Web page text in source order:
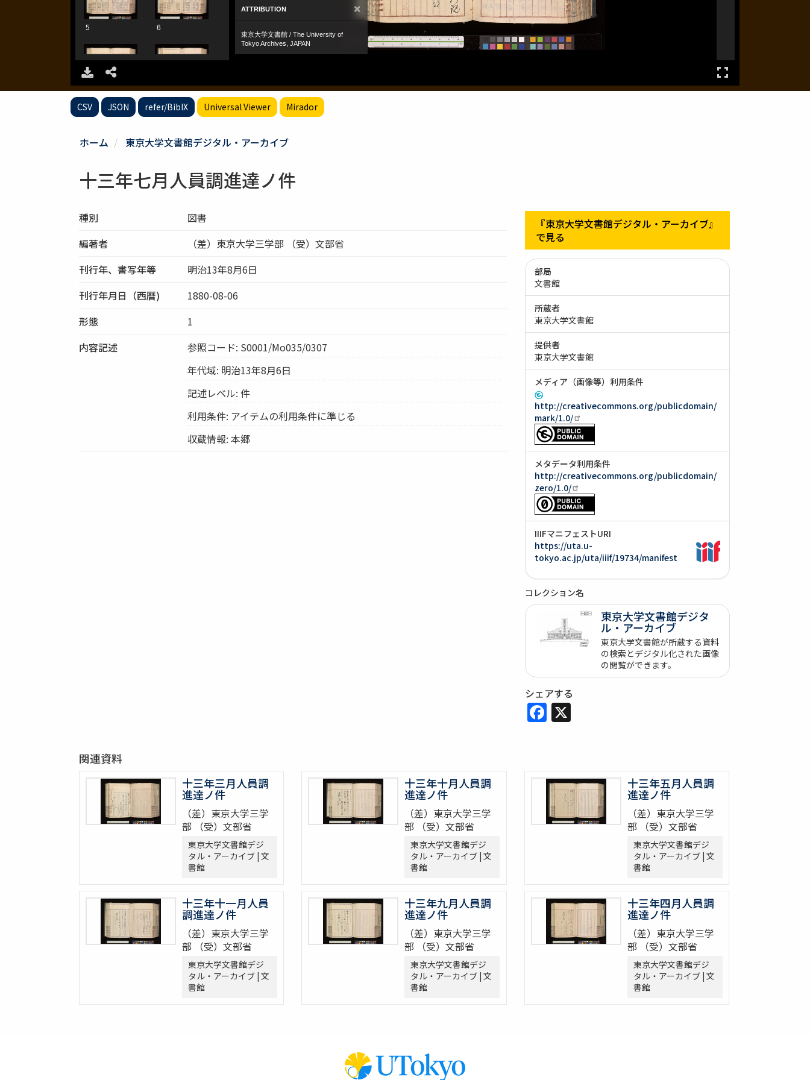
CSV JSON refer/BibIX Universal Viewer Mirador
ホーム 東京大学文書館デジタル・アーカイブ
十三年七月人員調進達ノ件
種別
図書
編著者
（差）東京大学三学部 （受）文部省
刊行年、書写年等
明治13年8月6日
刊行年月日（西暦)
1880-08-06
形態
1
内容記述
参照コード: S0001/Mo035/0307
年代域: 明治13年8月6日
記述レベル: 件
利用条件: アイテムの利用条件に準じる
収蔵情報: 本郷
『東京大学文書館デジタル・アーカイブ』
で見る
部局
文書館
所蔵者
東京大学文書館
提供者
東京大学文書館
メディア（画像等）利用条件
http://creativecommons.org/publicdomain/
mark/1.0/
メタデータ利用条件
http://creativecommons.org/publicdomain/
zero/1.0/
IIIFマニフェストURI
https://uta.u-
tokyo.ac.jp/uta/iiif/19734/manifest
コレクション名
東京大学文書館デジタ
ル・アーカイブ
東京大学文書館が所蔵する資料
の検索とデジタル化された画像
の閲覧ができます。
シェアする
Facebook
X
関連資料
十三年三月人員調
進達ノ件
（差）東京大学三学
部 （受）文部省
東京大学文書館デジ
タル・アーカイブ | 文
書館
十三年十月人員調
進達ノ件
（差）東京大学三学
部 （受）文部省
東京大学文書館デジ
タル・アーカイブ | 文
書館
十三年五月人員調
進達ノ件
（差）東京大学三学
部 （受）文部省
東京大学文書館デジ
タル・アーカイブ | 文
書館
十三年十一月人員
調進達ノ件
（差）東京大学三学
部 （受）文部省
東京大学文書館デジ
タル・アーカイブ | 文
書館
十三年九月人員調
進達ノ件
（差）東京大学三学
部 （受）文部省
東京大学文書館デジ
タル・アーカイブ | 文
書館
十三年四月人員調
進達ノ件
（差）東京大学三学
部 （受）文部省
東京大学文書館デジ
タル・アーカイブ | 文
書館